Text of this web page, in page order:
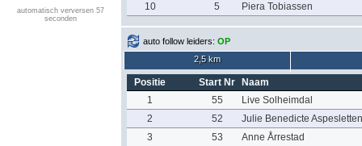
automatisch verversen 57
seconden
10
5 Piera Tobiassen
auto follow leiders: OP
2,5 km
Positie Start Nr
Naam
1
55
Live Solheimdal
2
52
Julie Benedicte Aspesletten
3
53
Anne Årrestad